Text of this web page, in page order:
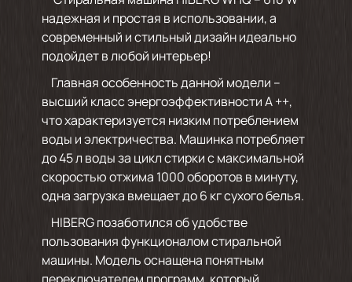
надежная и простая в использовании, а
современный и стильный дизайн идеально
подойдет в любой интерьер!
Главная особенность данной модели –
высший класс энергоэффективности А ++,
что характеризуется низким потреблением
воды и электричества. Машинка потребляет
до 45 л воды за цикл стирки с максимальной
скоростью отжима 1000 оборотов в минуту,
одна загрузка вмещает до 6 кг сухого белья.
HIBERG позаботился об удобстве
пользования функционалом стиральной
машины. Модель оснащена понятным